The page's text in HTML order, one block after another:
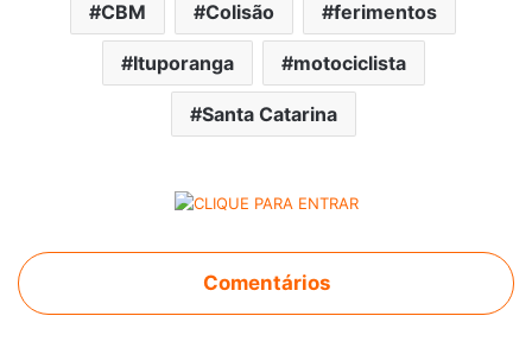
CBM Colisão ferimentos
Ituporanga motociclista
Santa Catarina
Comentários